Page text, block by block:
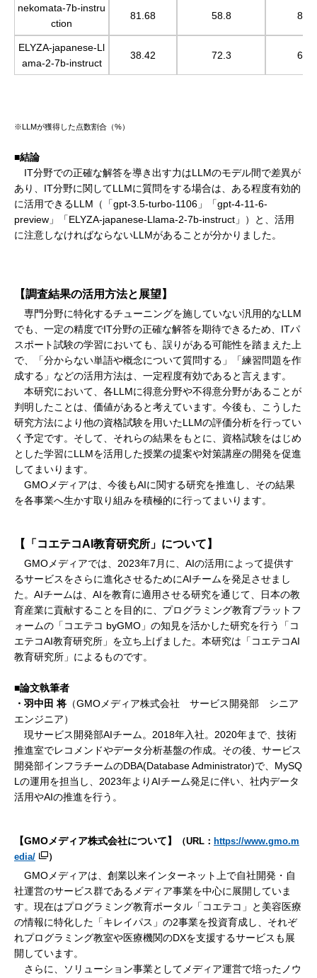
nekomata-7b-instru
ction
81.68 58.8
ELYZA-japanese-Ll
ama-2-7b-instruct
38.42 72.3
※LLMが獲得した点数割合（%）
■結論
IT分野での正確な解答を導き出す力はLLMのモデル間で差異が
あり、IT分野に関してLLMに質問をする場合は、ある程度有効的
に活用できるLLM（「gpt-3.5-turbo-1106」「gpt-4-11-6-
preview」「ELYZA-japanese-Llama-2-7b-instruct」）と、活用
に注意しなければならないLLMがあることが分かりました。
【調査結果の活用方法と展望】
専門分野に特化するチューニングを施していない汎用的なLLM
でも、一定の精度でIT分野の正確な解答を期待できるため、ITパ
スポート試験の学習においても、誤りがある可能性を踏まえた上
で、「分からない単語や概念について質問する」「練習問題を作
成する」などの活用方法は、一定程度有効であると言えます。
本研究において、各LLMに得意分野や不得意分野があることが
判明したことは、価値があると考えています。今後も、こうした
研究方法により他の資格試験を用いたLLMの評価分析を行ってい
く予定です。そして、それらの結果をもとに、資格試験をはじめ
とした学習にLLMを活用した授業の提案や対策講座の開発を促進
してまいります。
GMOメディアは、今後もAIに関する研究を推進し、その結果
を各事業へ生かす取り組みを積極的に行ってまいります。
【「コエテコAI教育研究所」について】
GMOメディアでは、2023年7月に、AIの活用によって提供す
るサービスをさらに進化させるためにAIチームを発足させまし
た。AIチームは、AIを教育に適用させる研究を通じて、日本の教
育産業に貢献することを目的に、プログラミング教育プラットフ
ォームの「コエテコ byGMO」の知見を活かした研究を行う「コ
エテコAI教育研究所」を立ち上げました。本研究は「コエテコAI
教育研究所」によるものです。
■論文執筆者
・羽中田 将 （GMOメディア株式会社 サービス開発部 シニア
エンジニア）
現サービス開発部AIチーム。2018年入社。2020年まで、技術
推進室でレコメンドやデータ分析基盤の作成。その後、サービス
開発部インフラチームのDBA(Database Administrator)で、MySQ
Lの運用を担当し、2023年よりAIチーム発足に伴い、社内データ
活用やAIの推進を行う。
【GMOメディア株式会社について】 （URL： https://www.gmo.m
edia/
）
GMOメディアは、創業以来インターネット上で自社開発・自
社運営のサービス群であるメディア事業を中心に展開していま
す。現在はプログラミング教育ポータル「コエテコ」と美容医療
の情報に特化した「キレイパス」の2事業を投資育成し、それぞ
れプログラミング教室や医療機関のDXを支援するサービスも展
開しています。
さらに、ソリューション事業としてメディア運営で培ったノウ